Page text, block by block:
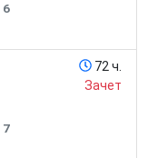
6
72 ч.
Зачет
7